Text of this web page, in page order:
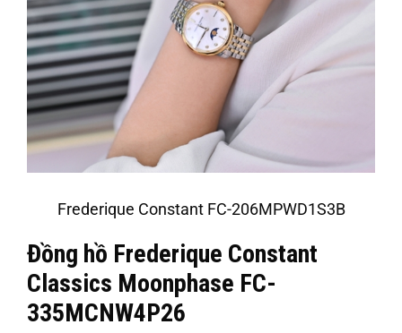
Frederique Constant FC-206MPWD1S3B
Đồng hồ Frederique Constant
Classics Moonphase FC-
335MCNW4P26